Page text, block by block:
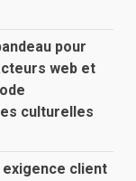
pour
web et
culturelles
client